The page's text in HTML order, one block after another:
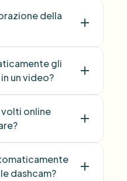
della
gli
un video?
volti online
dashcam?